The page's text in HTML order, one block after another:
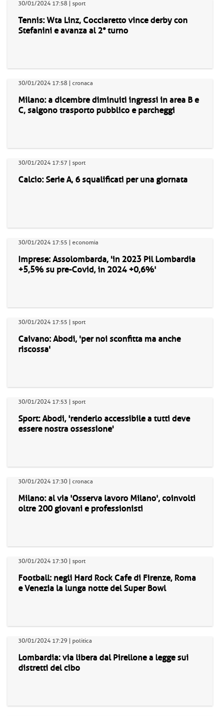
30/01/2024 17:58 | sport
Tennis: Wta Linz, Cocciaretto vince derby con
Stefanini e avanza al 2° turno
30/01/2024 17:58 | cronaca
Milano: a dicembre diminuiti ingressi in area B e
C, salgono trasporto pubblico e parcheggi
30/01/2024 17:57 | sport
Calcio: Serie A, 6 squalificati per una giornata
30/01/2024 17:55 | economia
Imprese: Assolombarda, 'in 2023 Pil Lombardia
+5,5% su pre-Covid, in 2024 +0,6%'
30/01/2024 17:55 | sport
Caivano: Abodi, 'per noi sconfitta ma anche
riscossa'
30/01/2024 17:53 | sport
Sport: Abodi, 'renderlo accessibile a tutti deve
essere nostra ossessione'
30/01/2024 17:30 | cronaca
Milano: al via 'Osserva lavoro Milano', coinvolti
oltre 200 giovani e professionisti
30/01/2024 17:30 | sport
Football: negli Hard Rock Cafe di Firenze, Roma
e Venezia la lunga notte del Super Bowl
30/01/2024 17:29 | politica
Lombardia: via libera dal Pirellone a legge sui
distretti del cibo